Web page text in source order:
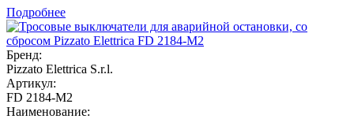
Подробнее
Бренд:
Pizzato Elettrica S.r.l.
Артикул:
FD 2184-M2
Наименование: